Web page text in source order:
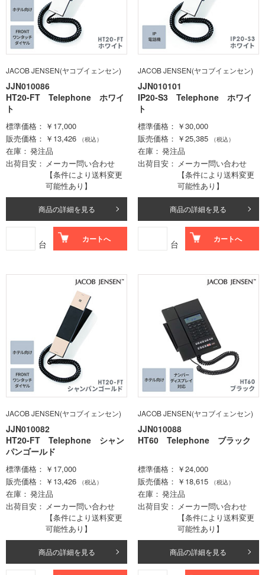
JACOB JENSEN(ヤコブイェンセン)
JJN010086
HT20-FT Telephone ホワイ
ト
標準価格
￥17,000
販売価格
￥13,426 （税込）
在庫
発注品
出荷目安
メーカー問い合わせ
【条件により送料変更
可能性あり】
商品の詳細を見る
台 カートへ
JACOB JENSEN(ヤコブイェンセン)
JJN010101
IP20-S3 Telephone ホワイ
ト
標準価格
￥30,000
販売価格
￥25,385 （税込）
在庫
発注品
出荷目安
メーカー問い合わせ
【条件により送料変更
可能性あり】
商品の詳細を見る
台 カートへ
JACOB JENSEN(ヤコブイェンセン)
JJN010082
HT20-FT Telephone シャン
パンゴールド
標準価格
￥17,000
販売価格
￥13,426 （税込）
在庫
発注品
出荷目安
メーカー問い合わせ
【条件により送料変更
可能性あり】
商品の詳細を見る
JACOB JENSEN(ヤコブイェンセン)
JJN010088
HT60 Telephone ブラック
標準価格
￥24,000
販売価格
￥18,615 （税込）
在庫
発注品
出荷目安
メーカー問い合わせ
【条件により送料変更
可能性あり】
商品の詳細を見る